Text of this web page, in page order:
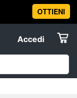
OTTIENI
Accedi